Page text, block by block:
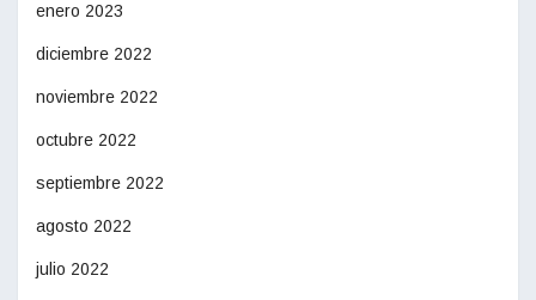
enero 2023
diciembre 2022
noviembre 2022
octubre 2022
septiembre 2022
agosto 2022
julio 2022